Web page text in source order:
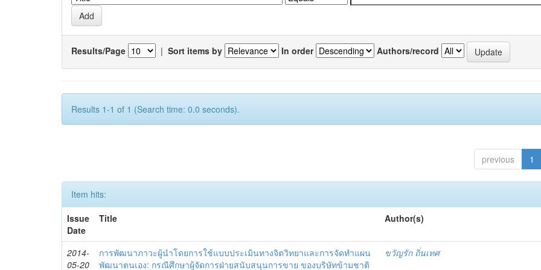
Results/Page | Sort items by In order Authors/record
Results 1-1 of 1 (Search time: 0.0 seconds).
previous 1
Item hits:
Issue
Date
Title Author(s)
2014-
05-20
การพัฒนาภาวะผู้นำโดยการใช้แบบประเมินทางจิตวิทยาและการจัดทำแผน
พัฒนาตนเอง: กรณีศึกษาผู้จัดการฝ่ายสนับสนุนการขาย ของบริษัทข้ามชาติ
ขวัญรัก ถิ่นเทศ